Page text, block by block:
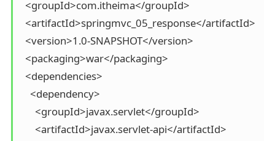
  <groupId>com.itheima</groupId>
  <artifactId>springmvc_05_response</artifactId>
  <version>1.0-SNAPSHOT</version>
  <packaging>war</packaging>
  <dependencies>
    <dependency>
      <groupId>javax.servlet</groupId>
      <artifactId>javax.servlet-api</artifactId>